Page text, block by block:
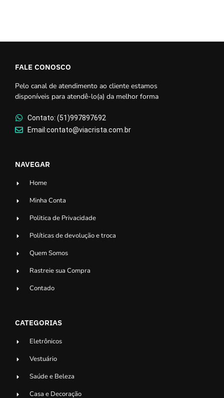
FALE CONOSCO
Pelo canal de atendimento ao cliente estamos
disponíveis para atendê-lo(a) da melhor forma
Contato: (51)997897692
Email:contato@viacrista.com.br
NAVEGAR
Home
Minha Conta
Politica de Privacidade
Políticas de devolução e troca
Quem Somos
Rastreie sua Compra
Contado
CATEGORIAS
Eletrônicos
Vestuário
Saúde e Beleza
Casa e Decoração